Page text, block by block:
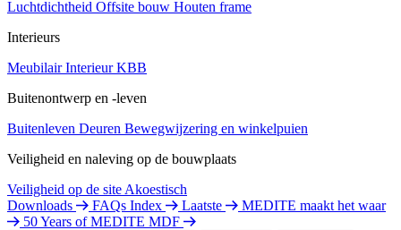
Luchtdichtheid Offsite bouw Houten frame
Interieurs
MeubilairInterieurKBB
Buitenontwerp en -leven
Buitenleven Deuren Bewegwijzering en winkelpuien
Veiligheid en naleving op de bouwplaats
Veiligheid op de site Akoestisch
Downloads
FAQs Index Laatste
MEDITE maakt het waar
50 Years of MEDITE MDF